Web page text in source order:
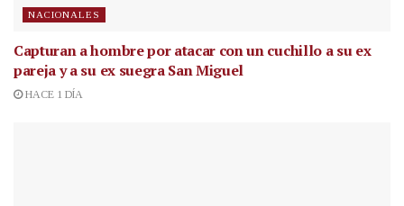
NACIONALES
Capturan a hombre por atacar con un cuchillo a su ex
pareja y a su ex suegra San Miguel
HACE 1 DÍA